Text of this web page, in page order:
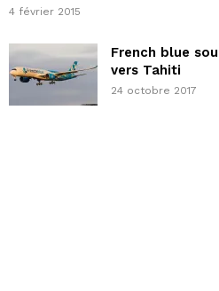
4 février 2015
French blue
vers Tahiti
24 octobre 2017